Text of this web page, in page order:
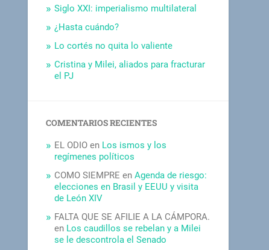
Siglo XXI: imperialismo multilateral
¿Hasta cuándo?
Lo cortés no quita lo valiente
Cristina y Milei, aliados para fracturar
el PJ
COMENTARIOS RECIENTES
EL ODIO en Los ismos y los
regímenes políticos
COMO SIEMPRE enAgenda de riesgo:
elecciones en Brasil y EEUU y visita
de León XIV
FALTA QUE SE AFILIE A LA CÁMPORA.
en Los caudillos se rebelan y a Milei
se le descontrola el Senado